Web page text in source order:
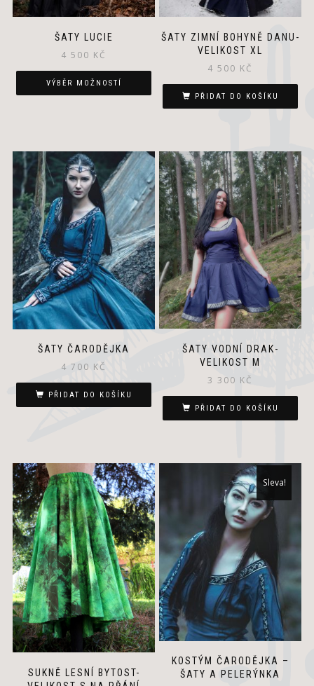
ŠATY LUCIE
4 500 KČ
VÝBĚR MOŽNOSTÍ
the
page
ŠATY ZIMNÍ BOHYNĚ DANU-
VELIKOST XL
4 500 KČ
PŘIDAT DO KOŠÍKU
ŠATY ČARODĚJKA
4 700 KČ
PŘIDAT DO KOŠÍKU
ŠATY VODNÍ DRAK-
VELIKOST M
3 300 KČ
PŘIDAT DO KOŠÍKU
SUKNĚ LESNÍ BYTOST-
KOSTÝM ČARODĚJKA –
ŠATY A PELERÝNKA
Sleva!